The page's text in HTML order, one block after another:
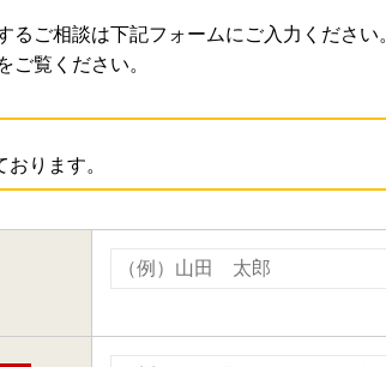
ご相談は下記フォームにご入力ください。
ご覧ください。
ります。